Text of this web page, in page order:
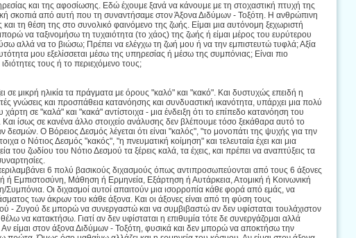
και της αφοσίωσης. Εδώ έχουμε ξανά να κάνουμε με τη στοχαστική πτυχή της
σκοπιά από αυτή που τη συναντήσαμε στον Άξονα Διδύμων - Τοξότη. Η ανθρώπινη
τη θέση της στο συνολικό φαινόμενο της ζωής. Είμαι μια αυτόνομη ξεχωριστή
να ταξινομήσω τη τυχαιότητα (το χάος) της ζωής ή είμαι μέρος του ευρύτερου
αλλά να το βιώσω; Πρέπει να ελέγχω τη ζωή μου ή να την εμπιστευτώ τυφλά; Αξία
μου εξελίσσεται μέσω της υπηρεσίας ή μέσω της συμπόνιας; Είναι πιο
τους ή το περιεχόμενο τους;
σε μικρή ηλικία τα πράγματα με όρους "καλό" και "κακό". Και δυστυχώς επειδή η
γνώσεις και προσπάθεια κατανόησης και συνδυαστική ικανότητα, υπάρχει μια πολύ
χάρτη σε "καλά" και "κακά" αντίστοιχα - μια ένδειξη ότι το επίπεδο κατανόηση του
Και ίσως σε κανένα άλλο στοιχείο ανάλυσης δεν βλέπουμε τόσο ξεκάθαρα αυτό το
Ο Βόρειος Δεσμός λέγεται ότι είναι "καλός", "το μονοπάτι της ψυχής για την
ο Νότιος Δεσμός "κακός", "η πνευματική κοίμηση" και τελευταία έχει και μια
του ζωδίου του Νότιο Δεσμού τα ξέρεις καλά, τα έχεις, και πρέπει να αναπτύξεις τα
6 πολύ βασικούς διχασμούς όπως αντιπροσωπεύονται από τους 6 άξονες
ή Εμπιστοσύνη, Μάθηση ή Ερμηνεία, Εξάρτηση ή Αυτάρκεια, Ατομική ή Κοινωνική
Οι διχασμοί αυτοί απαιτούν μια ισορροπία κάθε φορά από εμάς, να
των άκρων του κάθε άξονα. Και οι άξονες είναι από τη φύση τους
- Ζυγού δε μπορώ να συνεργαστώ και να συμβιβαστώ αν δεν υφίσταται τουλάχιστον
να κατακτήσω. Γιατί αν δεν υφίσταται η επιθυμία τότε δε συνεργάζομαι αλλά
είμαι στον άξονα Διδύμων - Τοξότη, φυσικά και δεν μπορώ να αποκτήσω την